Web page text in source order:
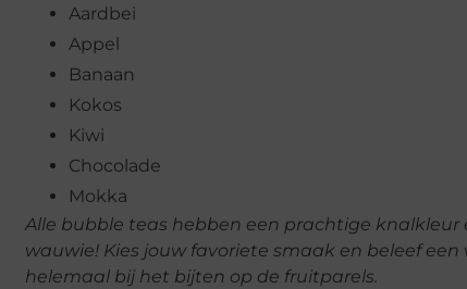
Aardbei
Appel
Banaan
Kokos
Kiwi
Chocolade
Mokka
Alle bubble teas hebben een prachtige knalkleur
wauwie! Kies jouw favoriete smaak en beleef
helemaal bij het bijten op de fruitparels.